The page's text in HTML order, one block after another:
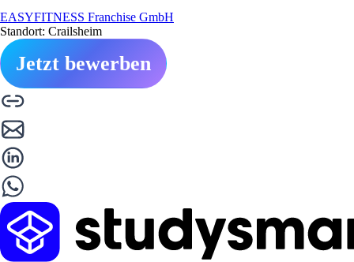
EASYFITNESS Franchise GmbH
Standort: Crailsheim
Jetzt bewerben